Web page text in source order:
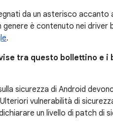
da un asterisco accanto
è contenuto nei driver
.
tra questo bollettino e i
sicurezza di Android
vulnerabilità di
un livello di patch di